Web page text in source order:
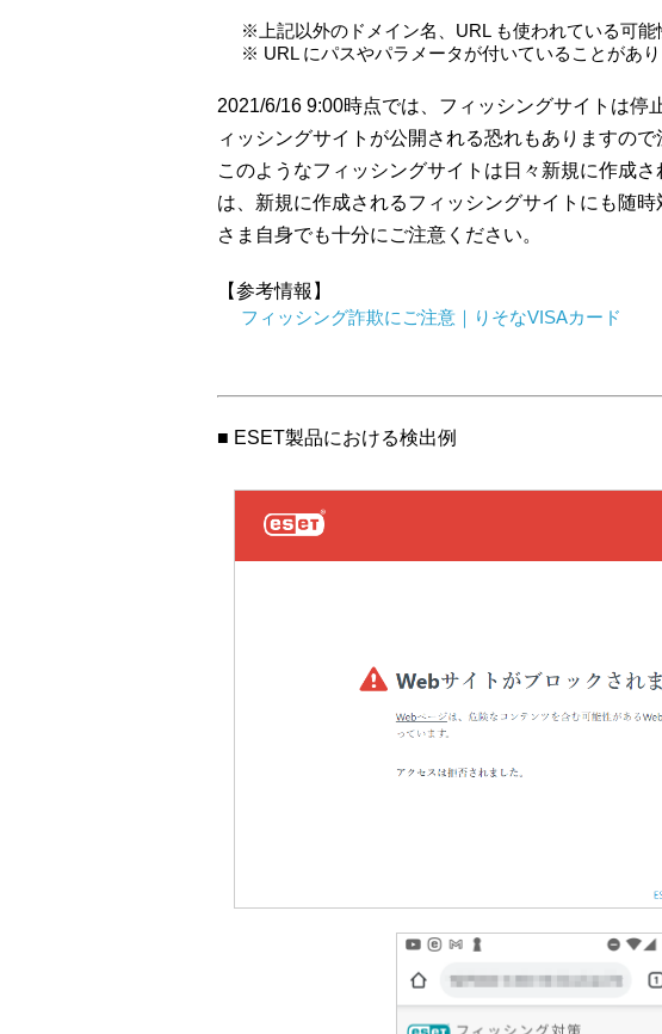
※上記以外のドメイン名、URL も使われている可能
※ URL にパスやパラメータが付いていることがあり
2021/6/16 9:00時点では、フィッシングサイトは停
ィッシングサイトが公開される恐れもありますので
このようなフィッシングサイトは日々新規に作成
は、新規に作成されるフィッシングサイトにも随
さま自身でも十分にご注意ください。
【参考情報】
フィッシング詐欺にご注意｜りそなVISAカード
■ ESET製品における検出例